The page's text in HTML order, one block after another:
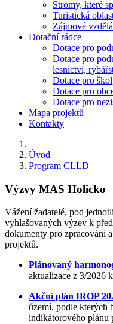
Stromy, které
Turistická
Zájmové
Dotační rádce
Dotace pro
Dotace pro
lesnictví,
Dotace pro
Dotace pro
Dotace pro
Mapa projektů
Kontakty
Úvod
Program CLLD
Výzvy MAS Holicko
Vážení žadatelé, pod
vyhlašovaných výzev k
dokumenty pro zpracování
projektů.
Plánovaný
aktualizace z 3/2026
Akční plán IROP
území, podle kterých
indikátorového plánu